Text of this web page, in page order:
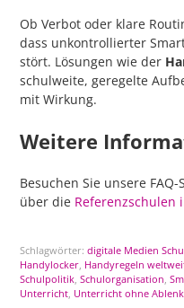
Ob Verbot oder klare
dass unkontrollierter
stört. Lösungen wie der
schulweite, geregelte
mit Wirkung.
Weitere
Besuchen Sie unsere
über die Referenzschulen
Schlagwörter:digitale Medien
Handylocker Handyregeln
Schulpolitik ,Schulorganisation ,
Unterricht Unterricht ohne